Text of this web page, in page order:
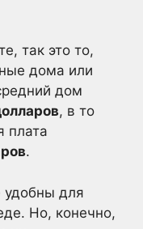
так это то,
дома или
дом
, в то
плата
.
для
Но, конечно,